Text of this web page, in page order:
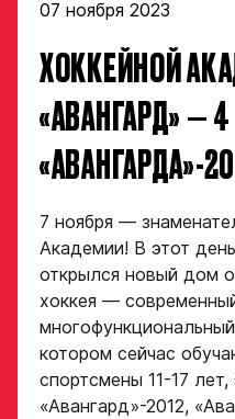
07 ноября 2023
ХОККЕЙНОЙ
«АВАНГАРД» —
«АВАНГАРДА»-
7 ноября —
Академии! В этот
открылся новый дом
хоккея —
котором сейчас
спортсмены 11-17
«Авангард»-2012,
Заявка
на просмотр
в Хоккейную
Академию
«Авангард»
ФИО игрока